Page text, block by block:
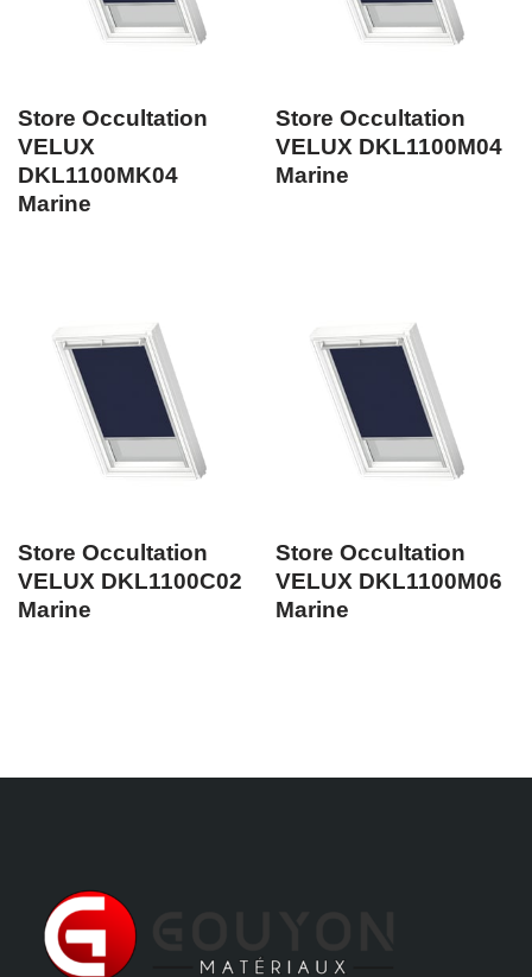
Store Occultation
VELUX
DKL1100MK04
Marine
Store Occultation
VELUX DKL1100M04
Marine
Store Occultation
VELUX DKL1100C02
Marine
Store Occultation
VELUX DKL1100M06
Marine